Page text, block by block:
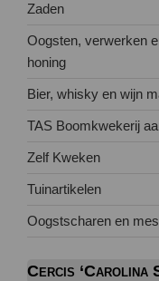
Zaden
Oogsten, verwerken
honing
Bier, whisky en wijn
TAS Boomkwekerij
Zelf Kweken
Tuinartikelen
Oogstscharen en
Cercis ‘Carolina